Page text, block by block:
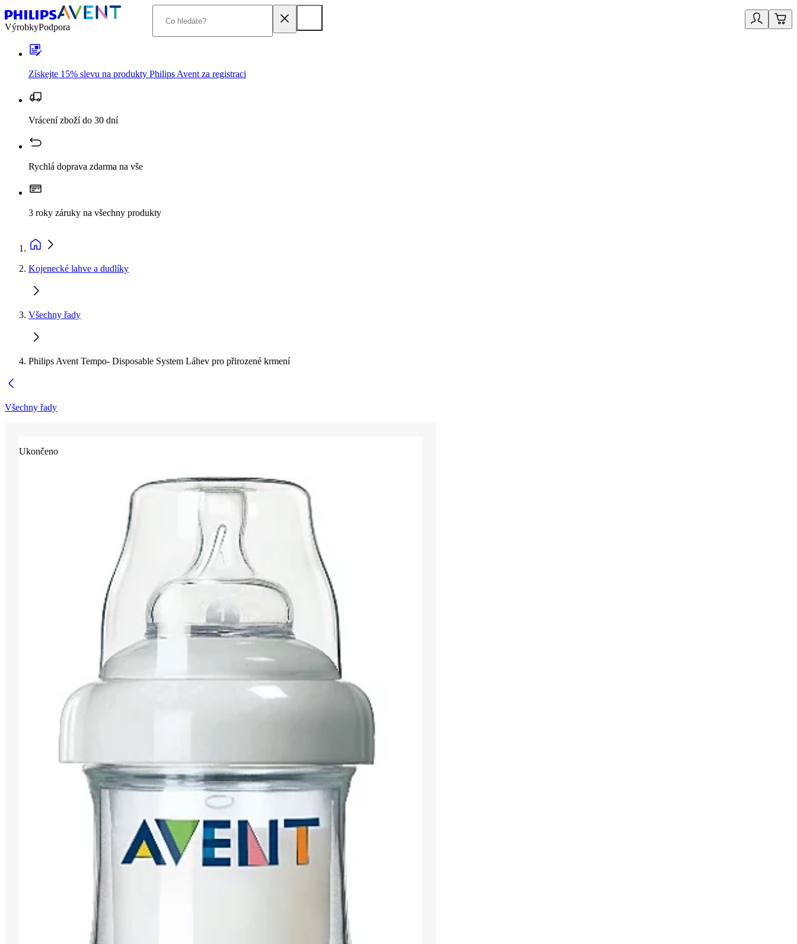
VýrobkyPodpora
Získejte 15% slevu na produkty Philips Avent za registraci
Vrácení zboží do 30 dní
Rychlá doprava zdarma na vše
3 roky záruky na všechny produkty
Kojenecké lahve a dudlíky
Všechny řady
Philips Avent Tempo- Disposable System Láhev pro přirozené krmení
Všechny řady
Ukončeno